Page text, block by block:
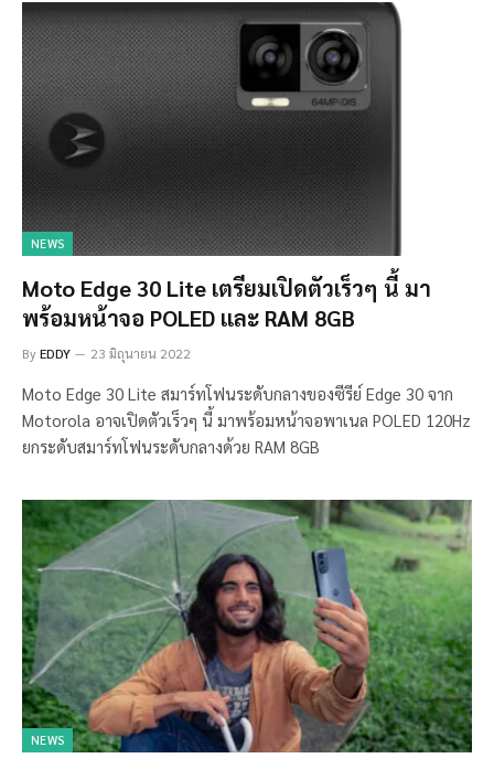
NEWS
Moto Edge 30 Lite เตรียมเปิดตัวเร็วๆ นี้ มา
พร้อมหน้าจอ POLED และ RAM 8GB
ByEDDY 23 มิถุนายน 2022
Moto Edge 30 Lite สมาร์ทโฟนระดับกลางของซีรีย์ Edge 30 จาก
Motorola อาจเปิดตัวเร็วๆ นี้ มาพร้อมหน้าจอพาเนล POLED 120Hz
ยกระดับสมาร์ทโฟนระดับกลางด้วย RAM 8GB
NEWS